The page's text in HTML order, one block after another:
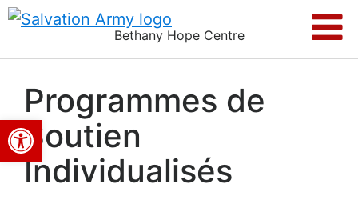
Ouvrir la barre d’outils
Bethany Hope Centre
Programmes de
Soutien
Individualisés